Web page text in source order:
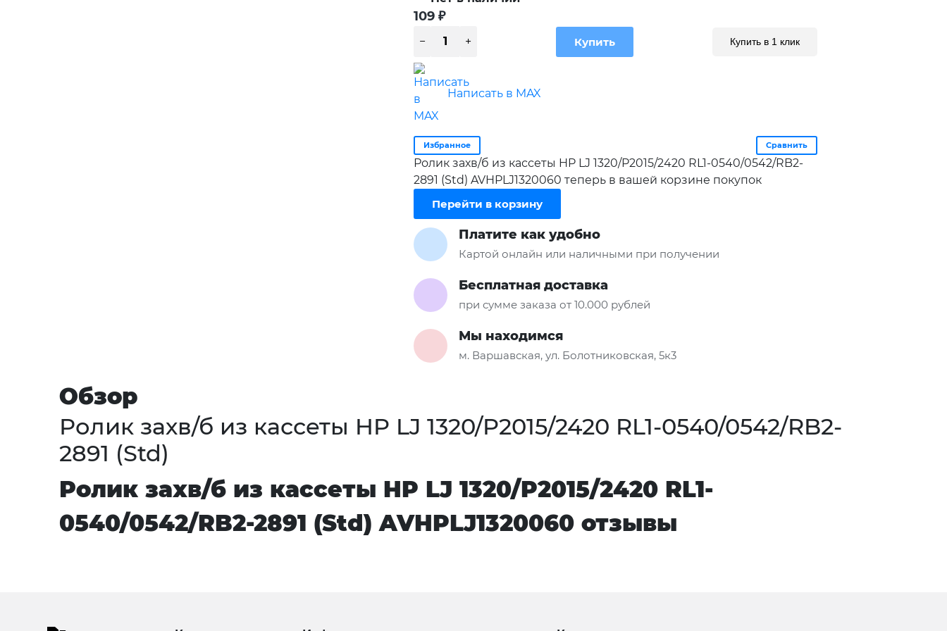
109 ₽
Купить в 1 клик
Написать в MAX
Избранное Сравнить
Ролик захв/б из кассеты HP LJ 1320/P2015/2420 RL1-0540/0542/RB2-
2891 (Std) AVHPLJ1320060 теперь в вашей корзине покупок
Перейти в корзину
Платите как удобно
Картой онлайн или наличными при получении
Бесплатная доставка
при сумме заказа от 10.000 рублей
Мы находимся
м. Варшавская, ул. Болотниковская, 5к3
Обзор
Ролик захв/б из кассеты HP LJ 1320/P2015/2420 RL1-0540/0542/RB2-
2891 (Std)
Ролик захв/б из кассеты HP LJ 1320/P2015/2420 RL1-
0540/0542/RB2-2891 (Std) AVHPLJ1320060 отзывы